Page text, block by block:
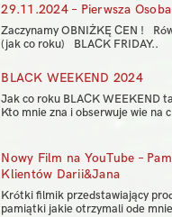
29.11.2024 – Pierwsza
Zaczynamy OBNIŻKĘ CEN !
(jak co roku) BLACK FRIDAY..
BLACK WEEKEND 2024
Jak co roku BLACK WEEKEND
Kto mnie zna i obserwuje wie na
Nowy Film na YouTube –
Klientów Darii&Jana
Krótki filmik przedstawiający
pamiątki jakie otrzymali ode